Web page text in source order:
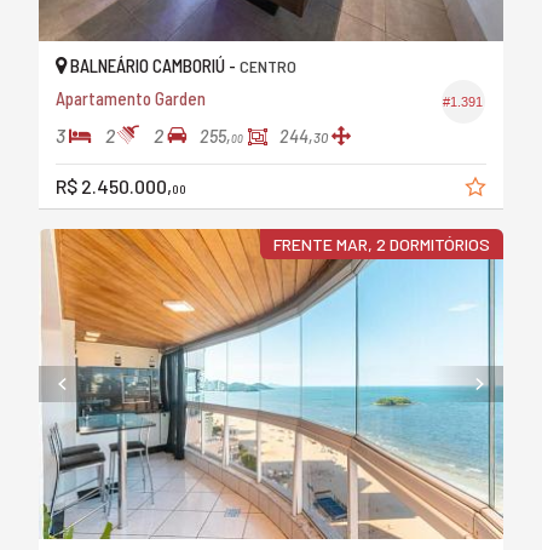
#1.391
BALNEÁRIO CAMBORIÚ - CENTRO
Apartamento Garden
3 2 2 255,00 244,30
R$ 2.450.000,00
FRENTE MAR, 2 DORMITÓRIOS